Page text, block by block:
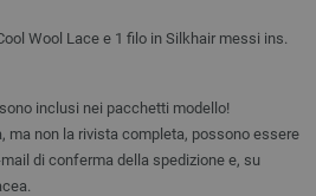
Wool Lace e 1 filo in Silkhair messi ins.
inclusi nei pacchetti modello!
ma non la rivista completa, possono essere
di conferma della spedizione e, su